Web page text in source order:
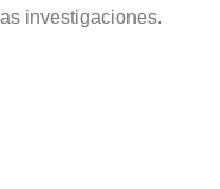
investigaciones.